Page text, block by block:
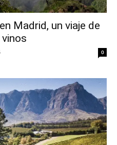
Madrid, un viaje de
0